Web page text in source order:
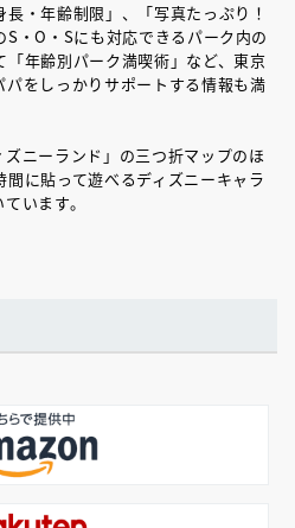
・年齢制限」、「写真たっぷり！
・O・Sにも対応できるパーク内の
年齢別パーク満喫術」など、東京
をしっかりサポートする情報も満
ニーランド」の三つ折マップのほ
に貼って遊べるディズニーキャラ
います。